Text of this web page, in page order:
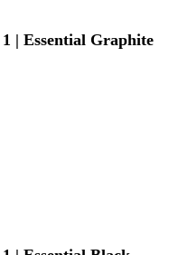
| Essential Graphite